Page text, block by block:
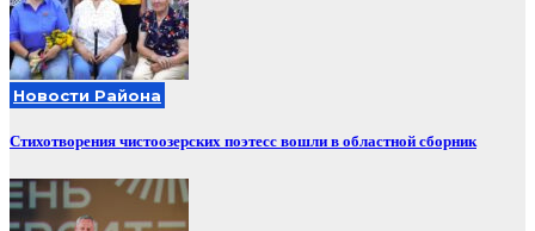
Новости Района
Стихотворения чистоозерских поэтесс вошли в областной сборник